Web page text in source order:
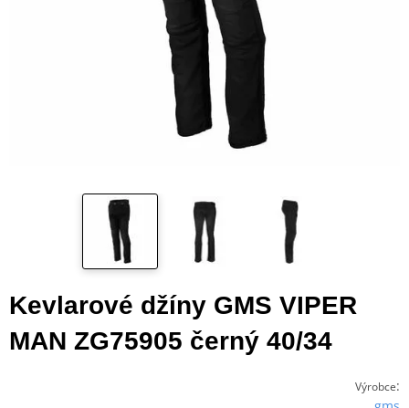
Kevlarové džíny GMS VIPER
MAN ZG75905 černý 40/34
Výrobce: